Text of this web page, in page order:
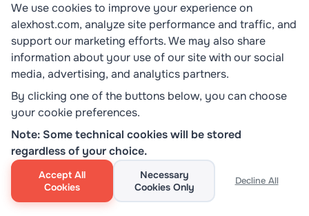
keyring.gpg] https://repo.example.com/apt stable
main" | sudo tee /etc/apt/sources.list.d/example.list
sudo apt update
“`
Pe RHEL/CentOS, adăugați un depozit:
“`bash
We use cookies to improve your experience on
alexhost.com, analyze site performance and traffic, and
support our marketing efforts. We may also share
information about your use of our site with our social
media, advertising, and analytics partners.
By clicking one of the buttons below, you can choose
your cookie preferences.
Note: Some technical cookies will be stored
regardless of your choice.
Accept All
Cookies
Necessary
Cookies Only
Decline All